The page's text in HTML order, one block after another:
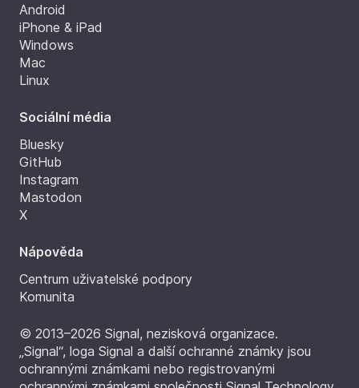
Android
iPhone & iPad
Windows
Mac
Linux
Sociální média
Bluesky
GitHub
Instagram
Mastodon
X
Nápověda
Centrum uživatelské podpory
Komunita
© 2013–2026 Signal, nezisková organizace.
„Signal“, loga Signal a další ochranné známky jsou
ochrannými známkami nebo registrovanými